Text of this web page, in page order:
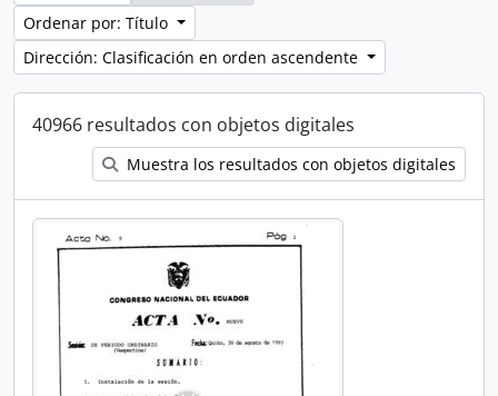
Ordenar por: Título
Dirección: Clasificación en orden ascendente
40966 resultados con objetos digitales
Muestra los resultados con objetos digitales